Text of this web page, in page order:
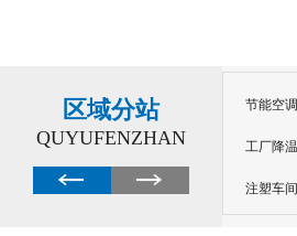
区域分站
QUYUFENZHAN
节能空调
工厂降
注塑车